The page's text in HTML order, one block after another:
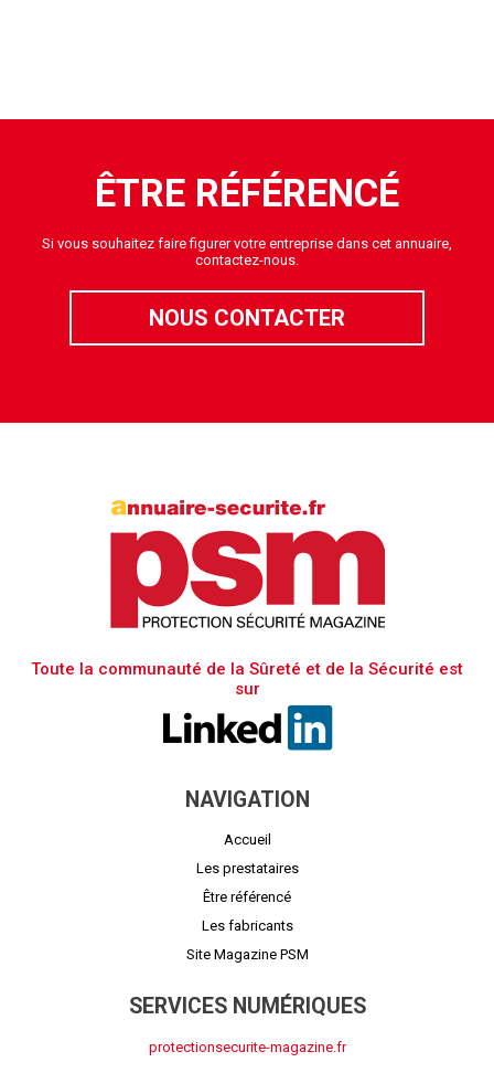
ÊTRE RÉFÉRENCÉ
Si vous souhaitez faire figurer votre entreprise dans cet annuaire,
contactez-nous.
NOUS CONTACTER
Toute la communauté de la Sûreté et de la Sécurité est
sur
NAVIGATION
Accueil
Les prestataires
Être référencé
Les fabricants
Site Magazine PSM
SERVICES NUMÉRIQUES
protectionsecurite-magazine.fr